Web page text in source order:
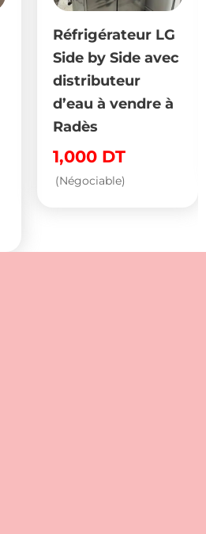
Réfrigérateur LG
Side by Side avec
distributeur
d’eau à vendre à
Radès
1,000 DT
(Négociable)